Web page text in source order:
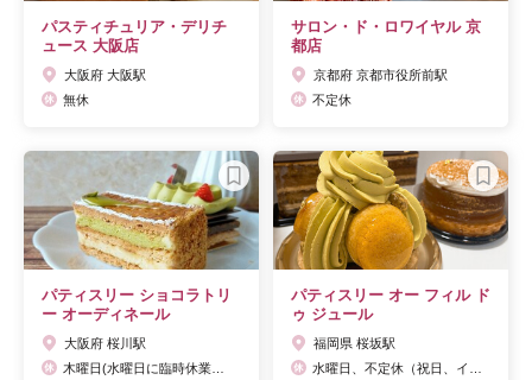
パスティチュリア・デリチ
ュース 大阪店
大阪府 大阪駅
無休
サロン・ド・ロワイヤル 京
都店
京都府 京都市役所前駅
不定休
パティスリー ショコラトリ
ー オーディネール
大阪府 桜川駅
パティスリー オー フィル ド
ゥ ジュール
福岡県 桜坂駅